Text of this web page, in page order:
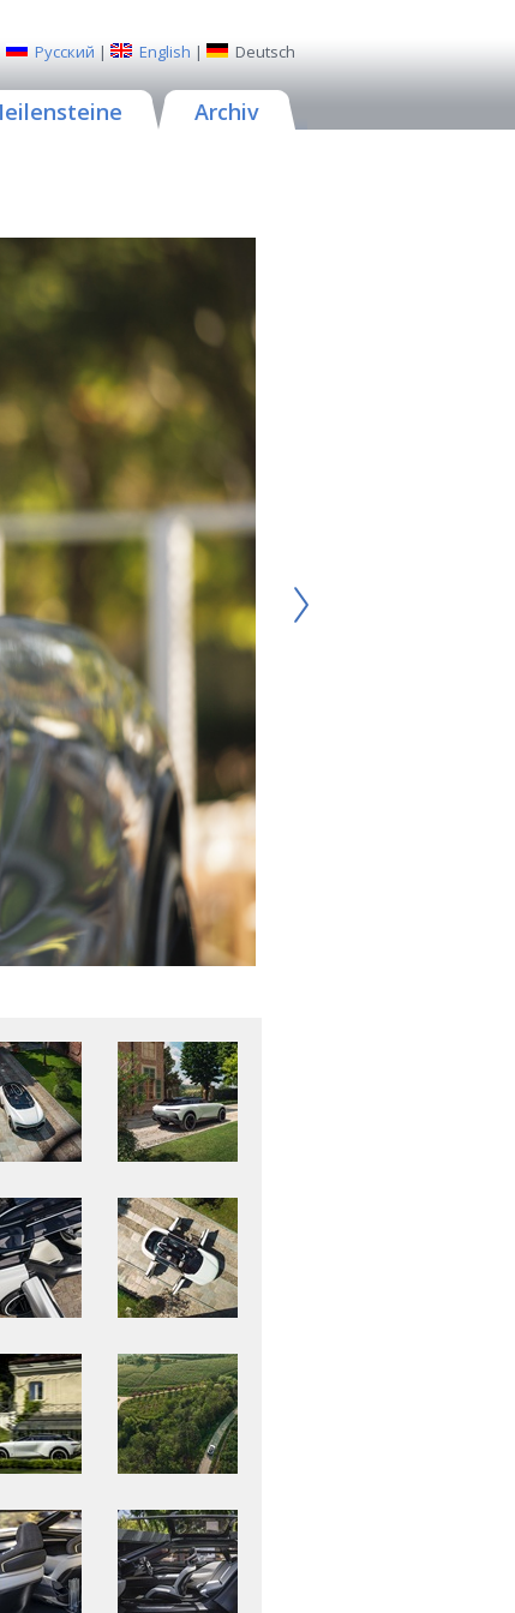
Русский | English | Deutsch
Archiv